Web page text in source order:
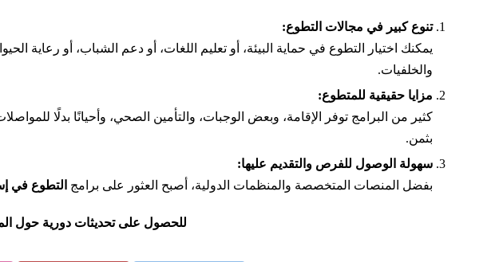
تنوع كبير في مجالات التطوع:
يمكنك اختيار التطوع في حماية البيئة، أو تعليم اللغات، أو دعم الشباب، أو رعاية
والخلفيات.
مزايا حقيقية للمتطوع:
كثير من البرامج توفر الإقامة، وبعض الوجبات، والتأمين الصحي، وأحيانًا بدلًا
بثمن.
سهولة الوصول للفرص والتقديم عليها:
بفضل المنصات المتخصصة والمنظمات الدولية، أصبح العثور على برامج التطوع في
للحصول على تحديثات دورية حول